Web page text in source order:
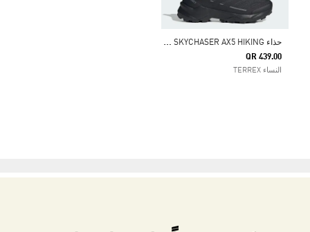
ح
ذاء TERREX SKYCHASER AX5 HIKING
QR 439.00
النساء TERREX